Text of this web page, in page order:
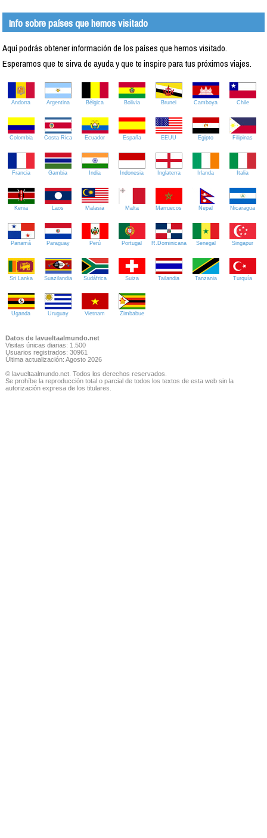
Info sobre países que hemos visitado
Aquí podrás obtener información de los países que hemos visitado.
Esperamos que te sirva de ayuda y que te inspire para tus próximos viajes.
Andorra Argentina Bélgica Bolivia Brunei Camboya Chile
Colombia Costa Rica Ecuador España EEUU Egipto Filipinas
Francia Gambia India Indonesia Inglaterra Irlanda Italia
Kenia Laos Malasia Malta Marruecos Nepal Nicaragua
Panamá Paraguay Perú Portugal R.Dominicana Senegal Singapur
Sri Lanka Suazilandia Sudáfrica Suiza Tailandia Tanzania Turquía
Uganda Uruguay Vietnam Zimbabue
Datos de lavueltaalmundo.net
Visitas únicas diarias: 1.500
Usuarios registrados: 30961
Última actualización: Agosto 2026
© lavueltaalmundo.net. Todos los derechos reservados.
Se prohíbe la reproducción total o parcial de todos los textos de esta web sin la
autorización expresa de los titulares.